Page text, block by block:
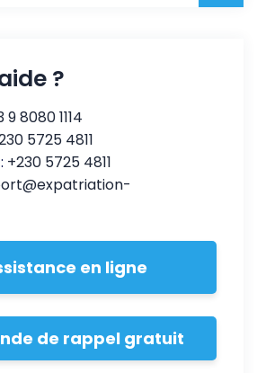
?
9 8080 1114
5725 4811
: +230 5725 4811
en ligne
de rappel gratuit